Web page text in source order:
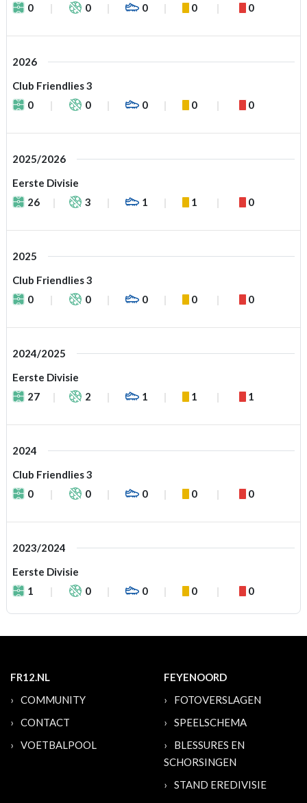
0
0 0 0 0
2026
Club Friendlies 3
0
0 0 0 0
2025/2026
Eerste Divisie
26
3 1 1 0
2025
Club Friendlies 3
0
0 0 0 0
2024/2025
Eerste Divisie
27
2 1 1 1
2024
Club Friendlies 3
0
0 0 0 0
2023/2024
Eerste Divisie
1
0 0 0 0
FR12.NL
COMMUNITY
CONTACT
VOETBALPOOL
FEYENOORD
FOTOVERSLAGEN
SPEELSCHEMA
BLESSURES EN
SCHORSINGEN
STAND EREDIVISIE